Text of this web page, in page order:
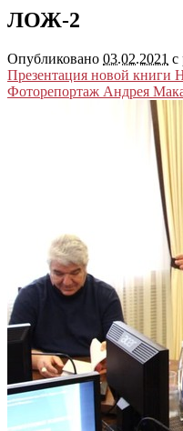
ЛОЖ-2
Опубликовано 03.02.2021 с
Презентация новой книги
Фоторепортаж Андрея